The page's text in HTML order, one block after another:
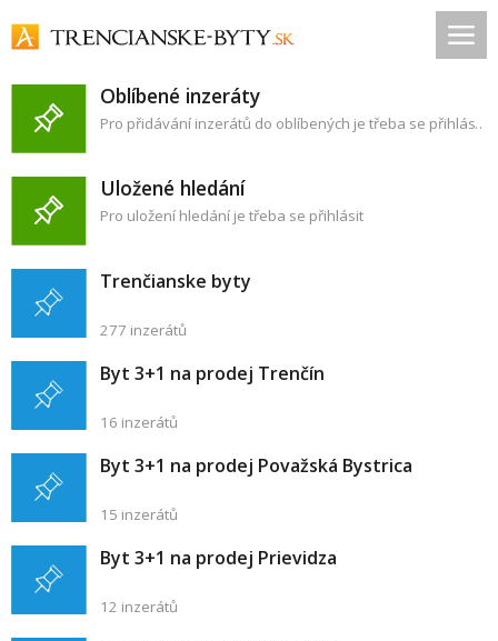
Oblíbené inzeráty
Pro přidávání inzerátů do oblíbených je třeba se přihlásit
Uložené hledání
Pro uložení hledání je třeba se přihlásit
Trenčianske byty
277 inzerátů
Byt 3+1 na prodej Trenčín
16 inzerátů
Byt 3+1 na prodej Považská Bystrica
15 inzerátů
Byt 3+1 na prodej Prievidza
12 inzerátů